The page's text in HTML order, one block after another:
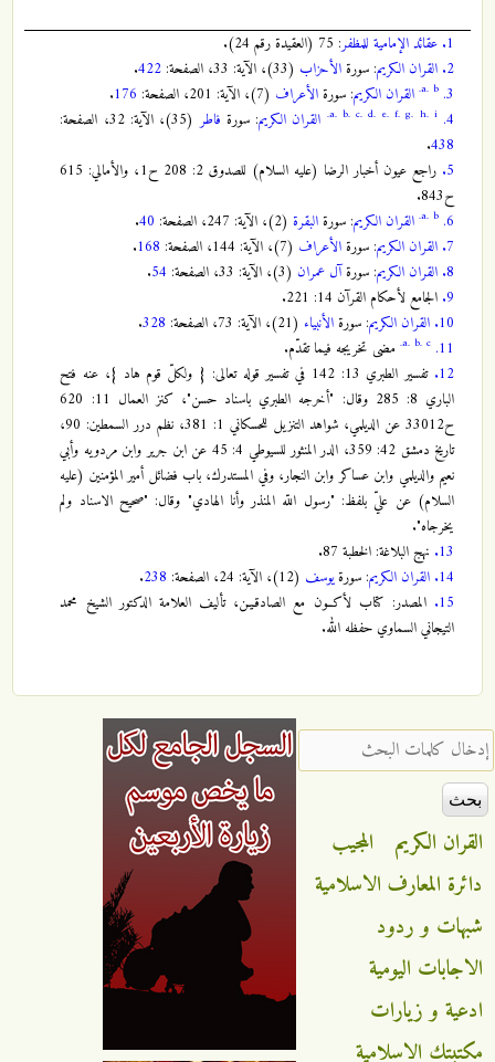
1. عقائد الإمامية للمظفر: 75 (العقيدة رقم 24).
2. القران الكريم: سورةالأحزاب (33)، الآية: 33، الصفحة: 422
.
3.
a. b. القران الكريم: سورةالأعراف (7)، الآية: 201، الصفحة: 176
.
4.
a. b. c. d. e. f. g. h. i. القران الكريم: سورة فاطر(35)، الآية: 32، الصفحة:
438
.
5.
راجع عيون أخبار الرضا (عليه السلام) للصدوق 2: 208 ح1، والأمالي: 615
ح843.
6.
a. b. القران الكريم: سورةالبقرة (2)، الآية: 247، الصفحة: 40
.
7. القران الكريم: سورةالأعراف (7)، الآية: 144، الصفحة: 168
.
8. القران الكريم: سورةآل عمران (3)، الآية: 33، الصفحة: 54
.
9. الجامع لأحكام القرآن 14: 221.
10. القران الكريم: سورةالأنبياء (21)، الآية: 73، الصفحة: 328
.
11.
a. b. c.
مضى تخريجه فيما تقدّم.
12.
تفسير الطبري 13: 142 في تفسير قوله تعالى: { ولكلّ قوم هاد }، عنه فتح
الباري 8: 285 وقال: "أخرجه الطبري باسناد حسن"، كنز العمال 11: 620
ح33012 عن الديلمي، شواهد التنزيل للحسكاني 1: 381، نظم درر السمطين: 90،
تاريخ دمشق 42: 359، الدر المنثور للسيوطي 4: 45 عن ابن جرير وابن مردويه وأبي
نعيم والديلمي وابن عساكر وابن النجار، وفي المستدرك، باب فضائل أمير المؤمنين (عليه
السلام) عن عليّ بلفظ: "رسول اللّه المنذر وأنا الهادي" وقال: "صحيح الاسناد ولم
يخرجاه".
13. نهج البلاغة: الخطبة 87.
14. القران الكريم: سورةيوسف (12)، الآية: 24، الصفحة: 238
.
15. المصدر: كتاب لأكــون مع الصادقـيـن، تأليف العلامة الدكتور الشيخ محمد
التيجاني السماوي حفظه الله.
‏إدخال كلمات البحث ‏
القران الكريم
المجيب
دائرة المعارف الاسلامية
شبهات و ردود
الاجابات اليومية
ادعية و زيارات
مكتبتك الاسلامية